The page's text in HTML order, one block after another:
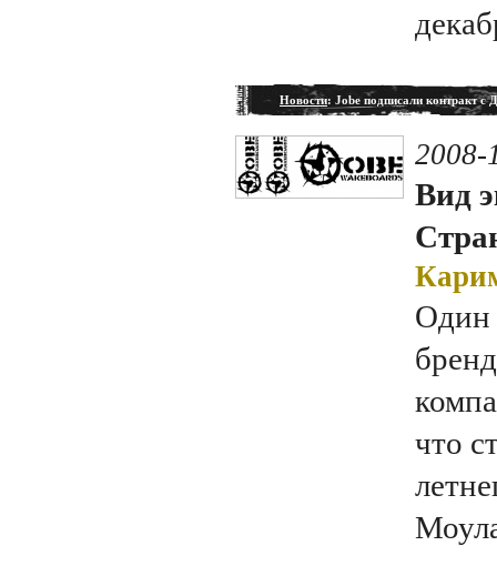
Новости: Jobe подписали контракт
2008-
Вид
Один
что